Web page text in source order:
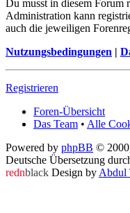
Du musst in diesem Forum
Administration kann
auch die jeweiligen
Nutzungsbedingungen |
Registrieren
Foren-Übersicht
Das Team • Alle
Powered by phpBB ©
Deutsche Übersetzung
rednblack Design by Abdul